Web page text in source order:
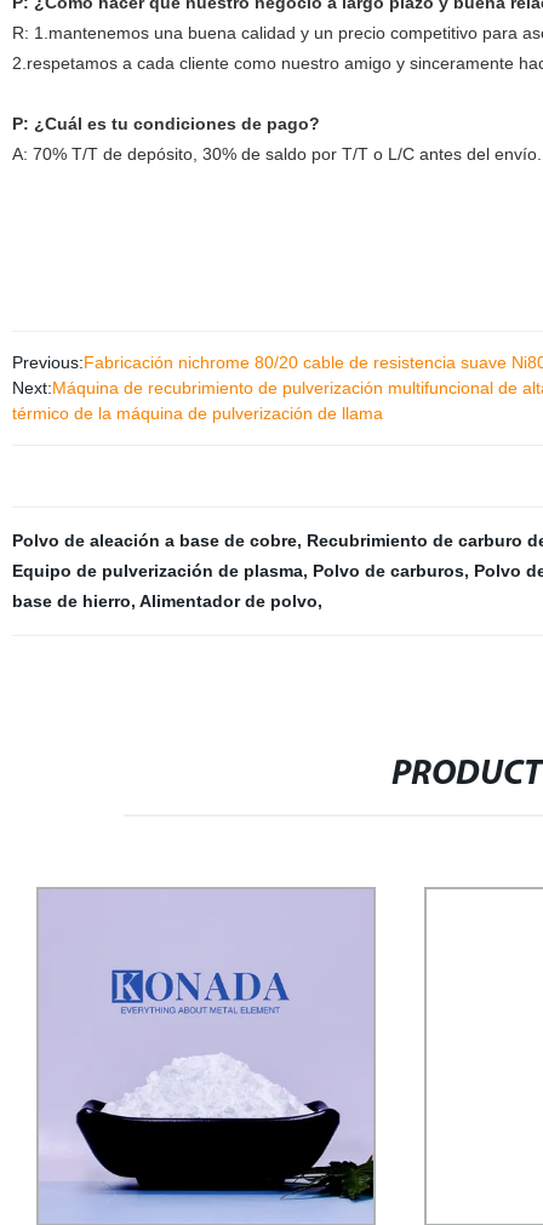
R: 1.mantenemos una buena calidad y un precio competitivo para
2.respetamos a cada cliente como nuestro amigo y sinceramente
P: ¿Cuál es tu condiciones de pago?
A: 70% T/T de depósito, 30% de saldo por T/T o L/C antes del envío.
Previous:Fabricación nichrome 80/20 cable de resistencia suave
Next:Máquina de recubrimiento de pulverización multifuncional de
térmico de la máquina de pulverización de llama
Polvo de aleación a base de cobre, Recubrimiento de carburo
Equipo de pulverización de plasma, Polvo de carburos, Polvo
base de hierro, Alimentador de polvo,